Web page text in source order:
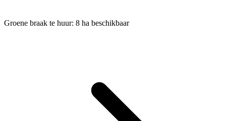
Groene braak te huur: 8 ha beschikbaar